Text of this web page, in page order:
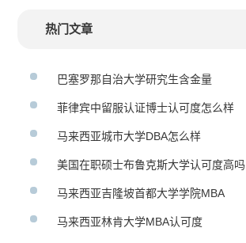
热门文章
巴塞罗那自治大学研究生含金量
菲律宾中留服认证博士认可度怎么样
马来西亚城市大学DBA怎么样
美国在职硕士布鲁克斯大学认可度高吗
马来西亚吉隆坡首都大学学院MBA
马来西亚林肯大学MBA认可度